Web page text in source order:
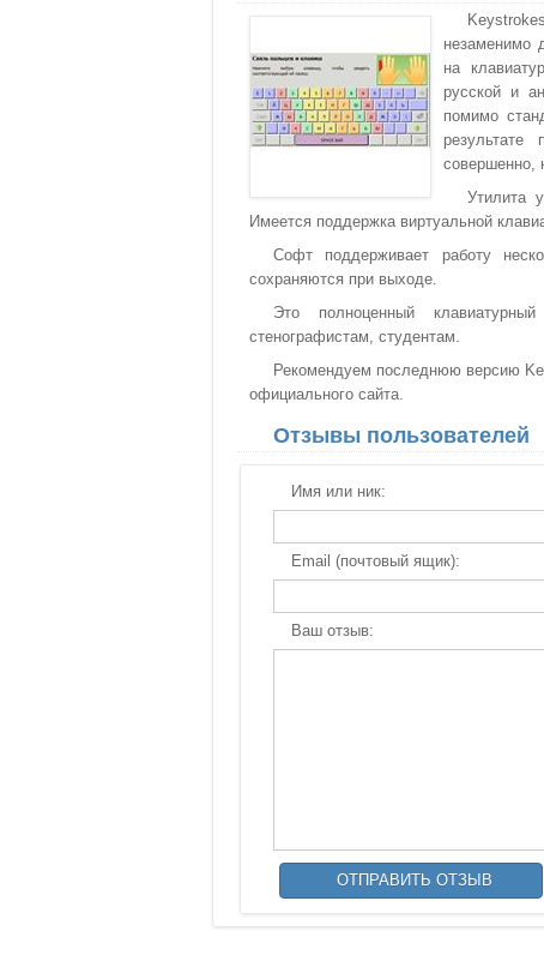
незаменимо
на
русской и
помимо
результате
совершенно,
Утилита
Имеется поддержка виртуальной
Софт поддерживает работу
сохраняются при выходе.
Это полноценный
стенографистам, студентам.
Рекомендуем последнюю версию
официального сайта.
Отзывы пользователей
Имя или ник:
Email (почтовый ящик):
Ваш отзыв: